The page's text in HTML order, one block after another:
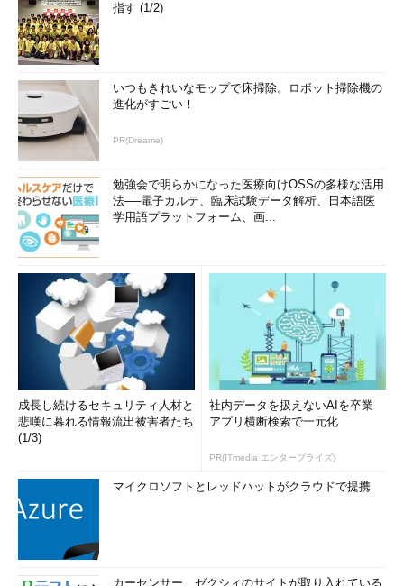
指す (1/2)
いつもきれいなモップで床掃除。ロボット掃除機の
進化がすごい！
PR(Dreame)
勉強会で明らかになった医療向けOSSの多様な活用
法──電子カルテ、臨床試験データ解析、日本語医
学用語プラットフォーム、画...
成長し続けるセキュリティ人材と
悲嘆に暮れる情報流出被害者たち
(1/3)
社内データを扱えないAIを卒業
アプリ横断検索で一元化
PR(ITmedia エンタープライズ)
マイクロソフトとレッドハットがクラウドで提携
カーセンサー、ゼクシィのサイトが取り入れている